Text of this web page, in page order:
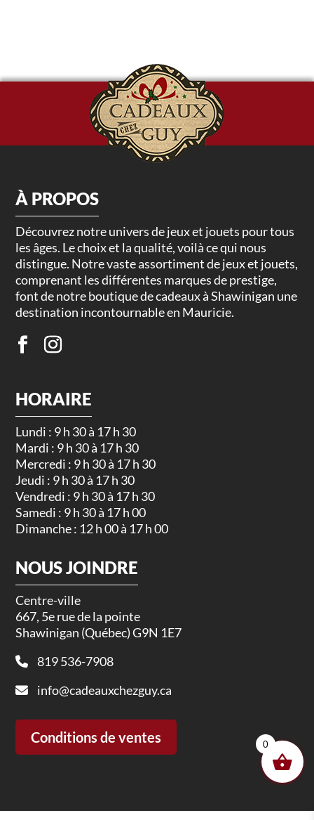
À PROPOS
Découvrez notre univers de jeux et jouets pour tous
les âges. Le choix et la qualité, voilà ce qui nous
distingue. Notre vaste assortiment de jeux et jouets,
comprenant les différentes marques de prestige,
font de notre boutique de cadeaux à Shawinigan une
destination incontournable en Mauricie.
HORAIRE
Lundi : 9 h 30 à 17 h 30
Mardi : 9 h 30 à 17 h 30
Mercredi : 9 h 30 à 17 h 30
Jeudi : 9 h 30 à 17 h 30
Vendredi : 9 h 30 à 17 h 30
Samedi : 9 h 30 à 17 h 00
Dimanche : 12 h 00 à 17 h 00
NOUS JOINDRE
Centre-ville
667, 5e rue de la pointe
Shawinigan (Québec) G9N 1E7
819 536-7908
info@cadeauxchezguy.ca
Conditions de ventes 0